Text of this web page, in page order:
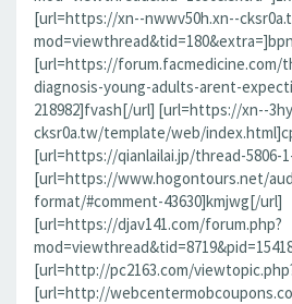
[url=https://xn--nwwv50h.xn--
[url=https://forum.facmedicine.com/
diagnosis-young-adults-arent-
218982]fvash[/url] [url=https://xn--
cksr0a.tw/template/web/
[url=https://qianlailai.jp/thread-5806-
[url=https://www.hogontours.net/
format/#comment-43630]kmjwg[/url]
[url=https://djav141.com/forum.php?
[url=http://pc2163.com/
[url=http://